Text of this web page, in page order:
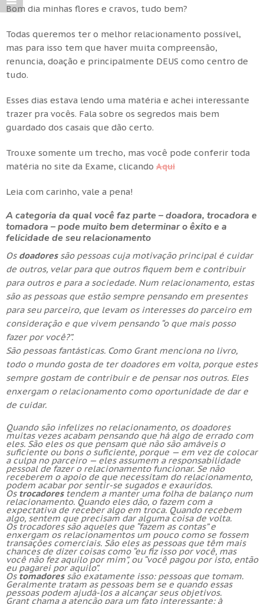
Bom dia minhas flores e cravos, tudo bem?
Todas queremos ter o melhor relacionamento possível,
mas para isso tem que haver muita compreensão,
renuncia, doação e principalmente DEUS como centro de
tudo.
Esses dias estava lendo uma matéria e achei interessante
trazer pra vocês. Fala sobre os segredos mais bem
guardado dos casais que dão certo.
Trouxe somente um trecho, mas você pode conferir toda
matéria no site da Exame, clicando Aqui
Leia com carinho, vale a pena!
A categoria da qual você faz parte – doadora, trocadora e
tomadora – pode muito bem determinar o êxito e a
felicidade de seu relacionamento
Os doadoressão pessoas cuja motivação principal é cuidar
de outros, velar para que outros fiquem bem e contribuir
para outros e para a sociedade. Num relacionamento, estas
são as pessoas que estão sempre pensando em presentes
para seu parceiro, que levam os interesses do parceiro em
consideração e que vivem pensando “o que mais posso
fazer por você?”.
São pessoas fantásticas. Como Grant menciona no livro,
todo o mundo gosta de ter doadores em volta, porque estes
sempre gostam de contribuir e de pensar nos outros. Eles
enxergam o relacionamento como oportunidade de dar e
de cuidar.
Quando são infelizes no relacionamento, os doadores
muitas vezes acabam pensando que há algo de errado com
eles. São eles os que pensam que não são amáveis o
suficiente ou bons o suficiente, porque — em vez de colocar
a culpa no parceiro — eles assumem a responsabilidade
pessoal de fazer o relacionamento funcionar. Se não
receberem o apoio de que necessitam do relacionamento,
podem acabar por sentir-se sugados e exauridos.
Os trocadorestendem a manter uma folha de balanço num
relacionamento. Quando eles dão, o fazem com a
expectativa de receber algo em troca. Quando recebem
algo, sentem que precisam dar alguma coisa de volta.
Os trocadores são aqueles que “fazem as contas” e
enxergam os relacionamentos um pouco como se fossem
transações comerciais. São eles as pessoas que têm mais
chances de dizer coisas como “eu fiz isso por você, mas
você não fez aquilo por mim”, ou “você pagou por isto, então
eu pagarei por aquilo”.
Ostomadoressão exatamente isso: pessoas que tomam.
Geralmente tratam as pessoas bem se e quando essas
pessoas podem ajudá-los a alcançar seus objetivos.
Grant chama a atenção para um fato interessante: à